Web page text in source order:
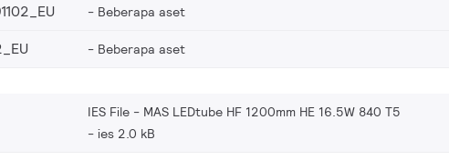
Beberapa aset
Beberapa aset
IES File - MAS LEDtube HF 1200mm HE 16.5W 840 T5
ies 2.0 kB